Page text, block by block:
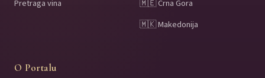
Pretraga vina
🇲🇪 Crna Gora
🇲🇰 Makedonija
O Portalu